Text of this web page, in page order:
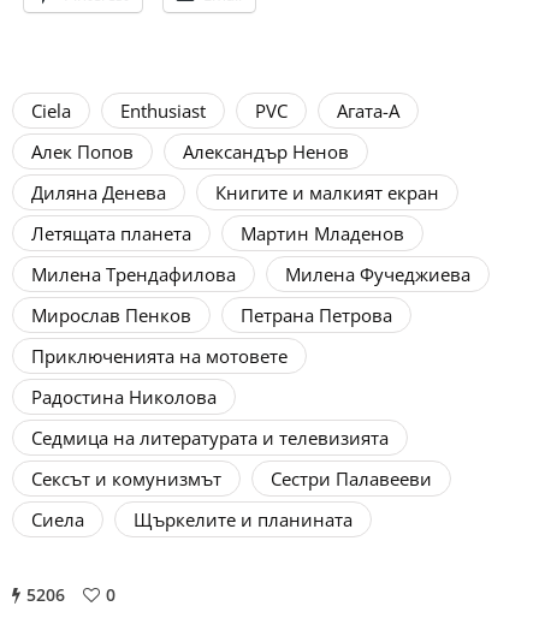
Ciela Enthusiast PVC
Агата-А
Алек Попов
Александър Ненов
Диляна Денева
Книгите и малкият екран
Летящата планета
Мартин Младенов
Милена Трендафилова
Милена Фучеджиева
Мирослав Пенков
Петрана Петрова
Приключенията на мотовете
Радостина Николова
Седмица на литературата и телевизията
Сексът и комунизмът
Сестри Палавееви
Сиела
Щъркелите и планината
5206 0